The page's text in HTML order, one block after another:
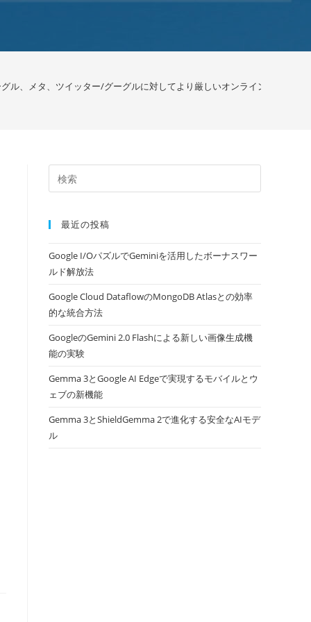
ル、メタ、ツイッター/グーグルに対してより厳しいオンラインコンテン
最近の投稿
Google I/OパズルでGeminiを活用したボーナスワー
ルド解放法
Google Cloud DataflowのMongoDB Atlasとの効率
的な統合方法
GoogleのGemini 2.0 Flashによる新しい画像生成機
能の実験
Gemma 3とGoogle AI Edgeで実現するモバイルとウ
ェブの新機能
Gemma 3とShieldGemma 2で進化する安全なAIモデ
ル